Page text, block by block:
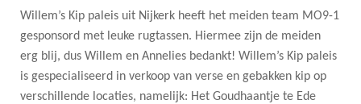
Willem’s Kip paleis uit Nijkerk heeft het meiden team MO9-1
gesponsord met leuke rugtassen. Hiermee zijn de meiden
erg blij, dus Willem en Annelies bedankt! Willem’s Kip paleis
is gespecialiseerd in verkoop van verse en gebakken kip op
verschillende locaties, namelijk: Het Goudhaantje te Ede